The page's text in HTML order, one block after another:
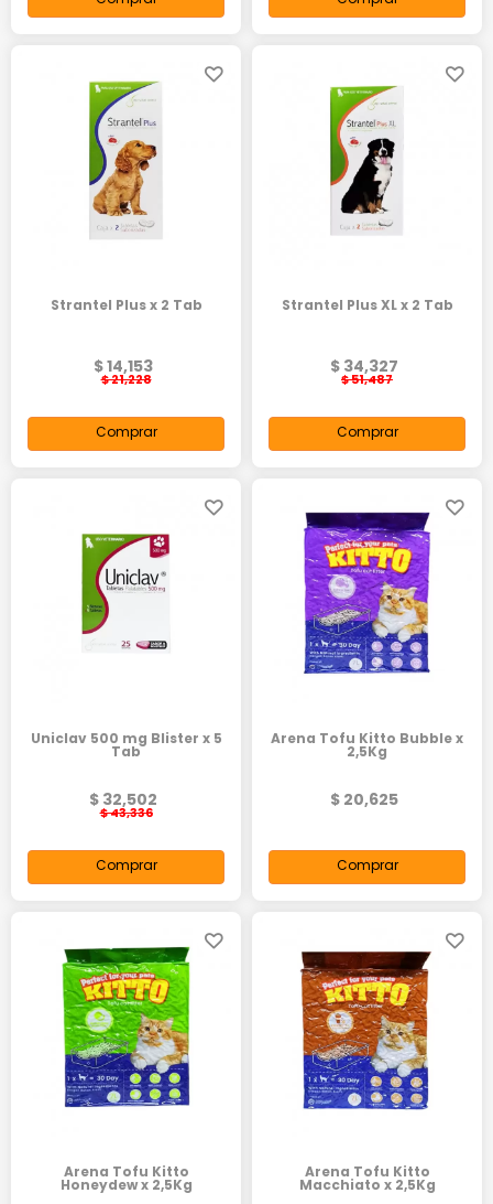
Strantel Plus x 2 Tab
$ 14,153
$ 21,228
Comprar
Strantel Plus XL x 2 Tab
$ 34,327
$ 51,487
Comprar
Uniclav 500 mg Blister x 5
Tab
$ 32,502
$ 43,336
Comprar
Arena Tofu Kitto Bubble x
2,5Kg
$ 20,625
Comprar
Arena Tofu Kitto
Honeydew x 2,5Kg
Arena Tofu Kitto
Macchiato x 2,5Kg